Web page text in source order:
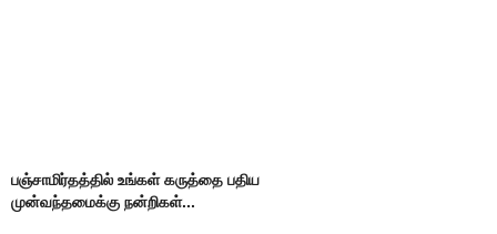
பஞ்சாமிர்தத்தில் உங்கள் கருத்தை பதிய
முன்வந்தமைக்கு நன்றிகள்...